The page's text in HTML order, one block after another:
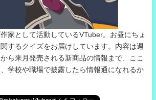
作家として活動しているVTuber。お昼にちょ
するクイズをお届けしています。内容は週
ら来月発売される新商品の情報まで、ここ
学校や職場で披露したら情報通になれるか